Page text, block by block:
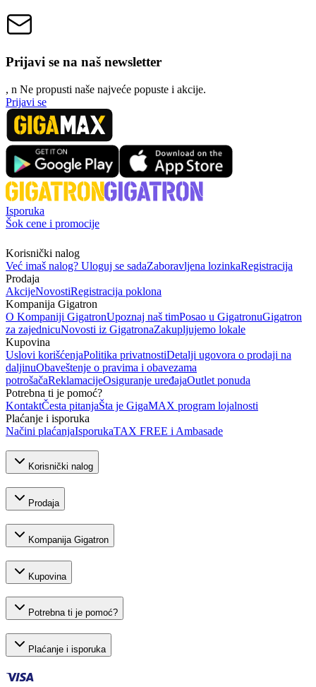
Prijavi se na naš newsletter
, n Ne propusti naše najveće popuste i akcije.
Prijavi se
Isporuka
Šok cene i promocije
Korisnički nalog
Već imaš nalog? Uloguj se sadaZaboravljena lozinkaRegistracija
Prodaja
AkcijeNovostiRegistracija poklona
Kompanija Gigatron
O Kompaniji GigatronUpoznaj naš timPosao u GigatronuGigatron
za zajednicuNovosti iz GigatronaZakupljujemo lokale
Kupovina
Uslovi korišćenjaPolitika privatnostiDetalji ugovora o prodaji na
daljinuObaveštenje o pravima i obavezama
potrošačaReklamacijeOsiguranje uređajaOutlet ponuda
Potrebna ti je pomoć?
KontaktČesta pitanjaŠta je GigaMAX program lojalnosti
Plaćanje i isporuka
Načini plaćanjaIsporukaTAX FREE i Ambasade
Korisnički nalog
Prodaja
Kompanija Gigatron
Kupovina
Potrebna ti je pomoć?
Plaćanje i isporuka